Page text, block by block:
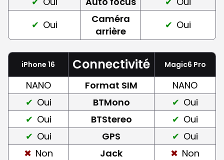
Oui
Caméra
arrière
Oui
iPhone 16 Connectivité Magic6 Pro
NANO Format SIM
NANO
Oui
BTMono
Oui
Oui
BTStereo
Oui
Oui
GPS
Oui
Non
Jack
Non